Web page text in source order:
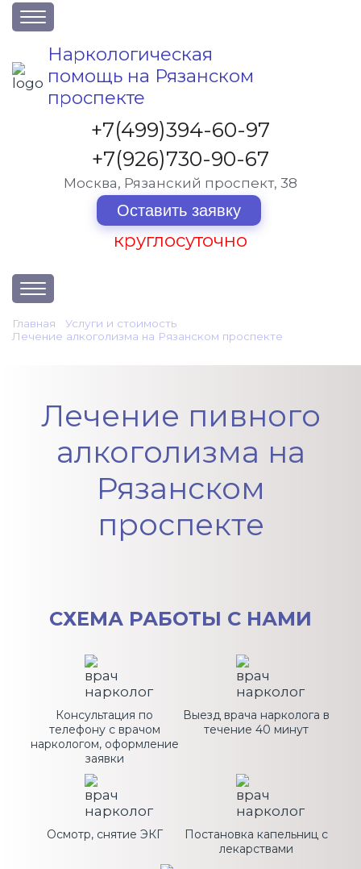
О клинике
Акции
Вакансии
Лицензии
Контакты
Наркологическая
помощь на Рязанском
проспекте
+7(499)394-60-97
+7(926)730-90-67
Москва, Рязанский проспект, 38
Оставить заявку
круглосуточно
Услуги и стоимость
Главная Услуги и стоимость
Лечение алкоголизма на Рязанском проспекте
Лечение пивного
алкоголизма на
Рязанском
проспекте
СХЕМА РАБОТЫ С НАМИ
Консультация по
телефону с врачом
наркологом, оформление
заявки
Выезд врача нарколога в
течение 40 минут
Осмотр, снятие ЭКГ
Постановка капельниц с
лекарствами